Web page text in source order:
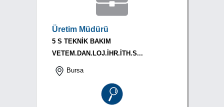
Üretim Müdürü
5 S TEKNİK BAKIM
VETEM.DAN.LOJ.İHR.İTH.S...
Bursa